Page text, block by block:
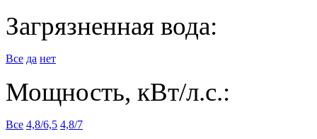
Загрязненная вода:
Все да нет
Мощность, кВт/л.с.:
Все 4,8/6,5 4,8/7